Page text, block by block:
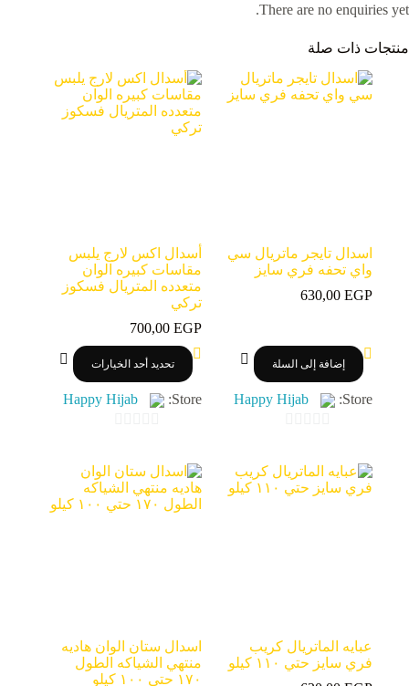
There are no enquiries yet.
منتجات ذات صلة
اسدال تايجر ماتريال سي
واي تحفه فري سايز
630,00 EGP
إضافة إلى السلة
Store:
Happy Hijab
o
u
أسدال اكس لارج يلبس
مقاسات كبيره الوان
متعدده المتريال فسكوز
تركي
700,00 EGP
تحديد أحد الخيارات
هناك
العديد
من
الأشكال
يمكن
اختيار
الخيارات
على
Store:
Happy Hijab
o
u
t
عبايه الماتريال كريب
فري سايز حتي ١١٠ كيلو
اسدال ستان الوان هاديه
منتهي الشياكه الطول
١٧٠ حتي ١٠٠ كيلو